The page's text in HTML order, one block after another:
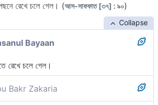
রেখে চলে গেল। (আস-সাফফাত [৩৭] : ৯০)
Collapse
Bayaan
রেখে চলে গেল।
Bakr Zakaria